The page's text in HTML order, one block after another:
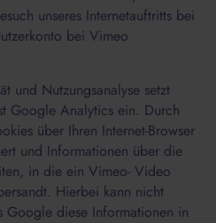
unseres Internetauftritts bei
bei Vimeo
und Nutzungsanalyse setzt
Google Analytics ein. Durch
über Ihren Internet-Browser
und Informationen über die
in die ein Vimeo- Video
Hierbei kann nicht
Google diese Informationen in